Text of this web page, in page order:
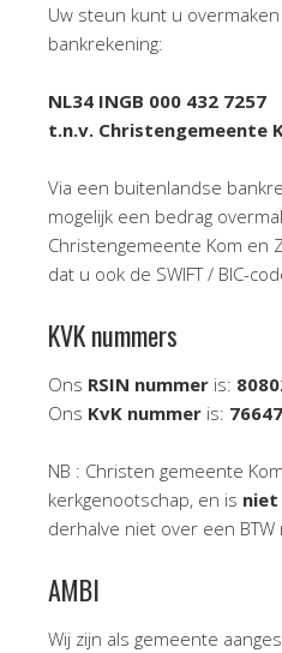
Uw steun kunt u
bankrekening:
NL34 INGB 000 432 7257
t.n.v. Christengemeente
Via een buitenlandse
mogelijk een bedrag
Christengemeente Kom en
dat u ook de SWIFT / BIC-
KVK nummers
Ons RSIN nummer is:
Ons KvK nummer is:
NB : Christen gemeente
kerkgenootschap, en is niet
derhalve niet over een BTW
AMBI
Wij zijn als gemeente